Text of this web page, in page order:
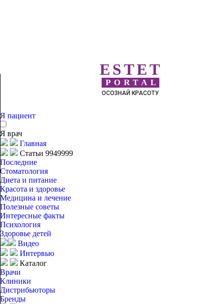
ESTET
PORTAL
ОСОЗНАЙ КРАСОТУ
Я пациент
Я врач
Главная
Статьи 9949999
Последние
Стоматология
Диета и питание
Красота и здоровье
Медицина и лечение
Полезные советы
Интересные факты
Психология
Здоровье детей
Видео
Интервью
Каталог
Врачи
Клиники
Дистрибьюторы
Бренды